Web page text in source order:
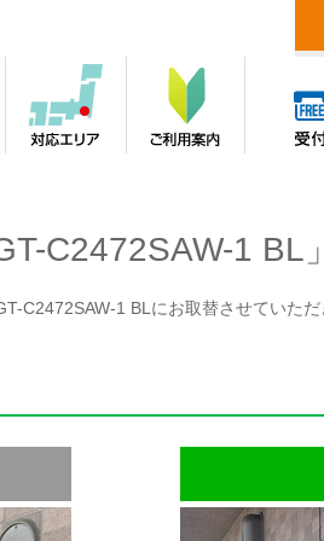
C2472SAW-1 BL」
C2472SAW-1 BLにお取替させていただ